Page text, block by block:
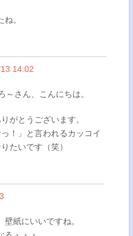
。
14:02
～さん、こんにちは。
がとうございます。
！」と言われるカッコイ
たいです（笑）
紙にいいですね。